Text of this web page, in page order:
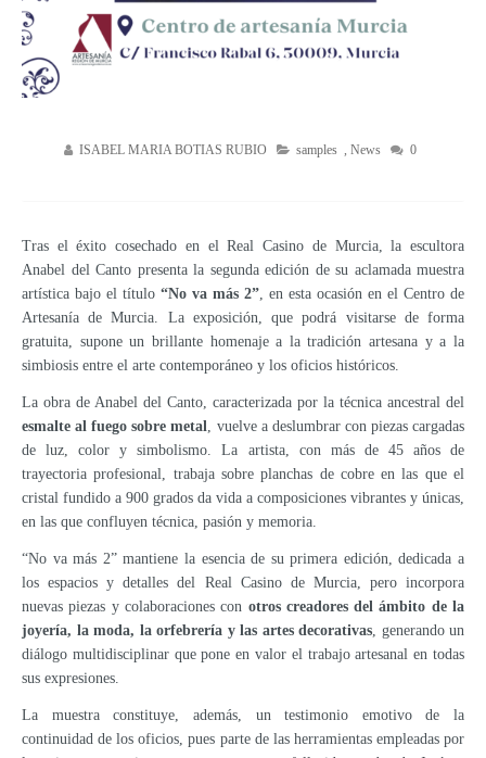
ISABEL MARIA BOTIAS RUBIO samples News 0
Tras el éxito cosechado en el Real Casino de Murcia, la escultora
Anabel del Canto presenta la segunda edición de su aclamada muestra
artística bajo el título “No va más 2”, en esta ocasión en el Centro de
Artesanía de Murcia. La exposición, que podrá visitarse de forma
gratuita, supone un brillante homenaje a la tradición artesana y a la
simbiosis entre el arte contemporáneo y los oficios históricos.
La obra de Anabel del Canto, caracterizada por la técnica ancestral del
esmalte al fuego sobre metal
, vuelve a deslumbrar con piezas cargadas
de luz, color y simbolismo. La artista, con más de 45 años de
trayectoria profesional, trabaja sobre planchas de cobre en las que el
cristal fundido a 900 grados da vida a composiciones vibrantes y únicas,
en las que confluyen técnica, pasión y memoria.
“No va más 2” mantiene la esencia de su primera edición, dedicada a
los espacios y detalles del Real Casino de Murcia, pero incorpora
nuevas piezas y colaboraciones con otros creadores del ámbito de la
joyería, la moda, la orfebrería y las artes decorativas , generando un
diálogo multidisciplinar que pone en valor el trabajo artesanal en todas
sus expresiones.
La muestra constituye, además, un testimonio emotivo de la
continuidad de los oficios, pues parte de las herramientas empleadas por